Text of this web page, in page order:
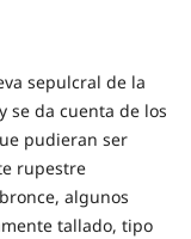
sepulcral de la
se da cuenta de los
pudieran ser
rupestre
algunos
tallado, tipo